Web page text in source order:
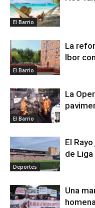
El Barrio
El Barrio
La
Ibor
El Barrio
La
Deportes
El
de
Una